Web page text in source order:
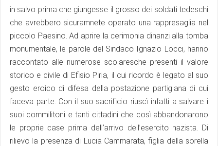
in salvo prima che giungesse il grosso dei soldati tedeschi
che avrebbero sicuramnete operato una rappresaglia nel
piccolo Paesino. Ad aprire la cerimonia dinanzi alla tomba
monumentale, le parole del Sindaco Ignazio Locci, hanno
raccontato alle numerose scolaresche presenti il valore
storico e civile di Efisio Piria, il cui ricordo è legato al suo
gesto eroico di difesa della postazione partigiana di cui
faceva parte. Con il suo sacrificio riuscì infatti a salvare i
suoi commilitoni e tanti cittadini che così abbandonarono
le proprie case prima dell’arrivo dell’esercito nazista. Di
rilievo la presenza di Lucia Cammarata, figlia della sorella